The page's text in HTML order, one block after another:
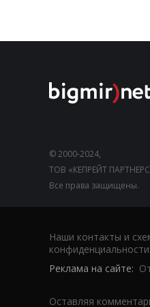
© 2000-2024,
ТОВ «КЕПРЕЙТ
Все права защищены.
Наши контакты и
Реклама на сайте:
Оставляя